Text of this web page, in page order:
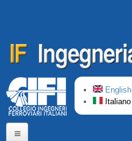
English
Italiano